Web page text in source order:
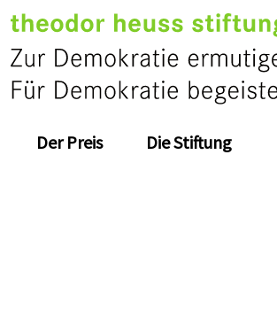
Der Preis Die Stiftung